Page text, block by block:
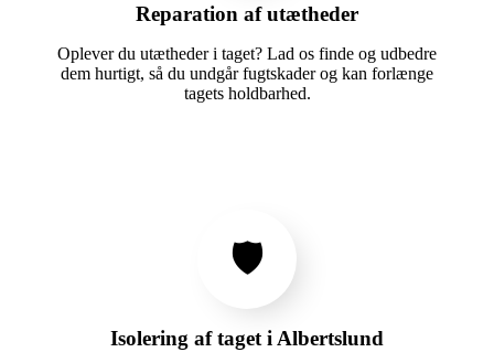
Reparation af utætheder
Oplever du utætheder i taget? Lad os finde og udbedre
dem hurtigt, så du undgår fugtskader og kan forlænge
tagets holdbarhed.
🛡️
Isolering af taget i Albertslund